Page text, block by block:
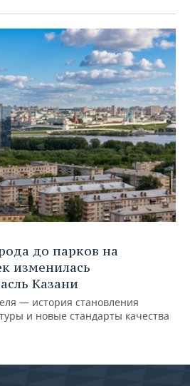
до парков на
изменилась
Казани
— история становления
и новые стандарты качества